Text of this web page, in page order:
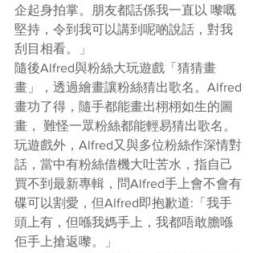
企起身拍掌。朋友都話係我一直以 嚟嘅
堅持，令到我可以講到呢啲說話，對我
刮目相看。」
隨後Alfred與粉絲大玩遊戲「猜猜畫
畫」，透過繪畫讓粉絲猜出歌名。Alfred
畫功了得，隨手都能畫出栩栩如生的圖
畫， 難怪一眾粉絲都能輕易猜出歌名。
玩遊戲外，Alfred又與多位粉絲作深情對
話，當中有粉絲借機大吐苦水，指自己
買不到最新專輯，問Alfred手上會不會有
碟可以割愛，但Alfred即抱歉道:「我手
頭上有，但喺我媽手上，我都唔敢膽喺
佢手上搶返嚟。」